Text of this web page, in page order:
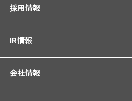
採用情報
IR情報
会社情報